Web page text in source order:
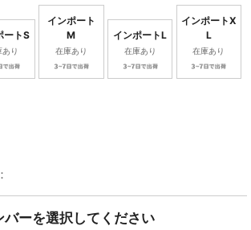
ートS
あり
インポート
M
在庫あり
インポートL
在庫あり
インポートX
L
在庫あり
ーを選択してください